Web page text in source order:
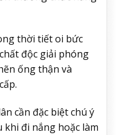
thời tiết oi bức
độc giải phóng
ống thận và
cần đặc biệt chú ý
đi nắng hoặc làm